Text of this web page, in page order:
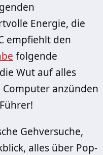
Energie, die
empfiehlt den
folgende
Wut auf alles
anzünden
Gehversuche,
alles über Pop-